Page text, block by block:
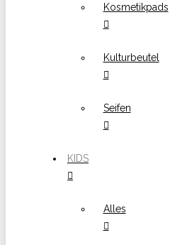
Kosmetikpads
Kulturbeutel
Seifen
KIDS
Alles